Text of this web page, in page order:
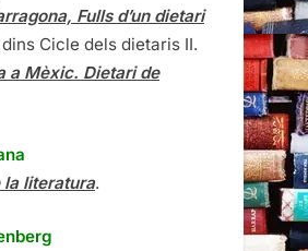
Fulls d’un dietari
Cicle dels dietaris II.
a Mèxic. Dietari de
la literatura.